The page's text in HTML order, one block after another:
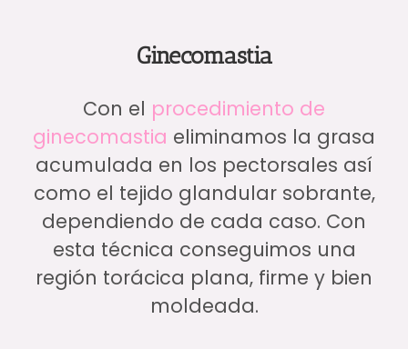
Ginecomastia
Con el procedimiento de
ginecomastia eliminamos la grasa
acumulada en los pectorsales así
como el tejido glandular sobrante,
dependiendo de cada caso. Con
esta técnica conseguimos una
región torácica plana, firme y bien
moldeada.